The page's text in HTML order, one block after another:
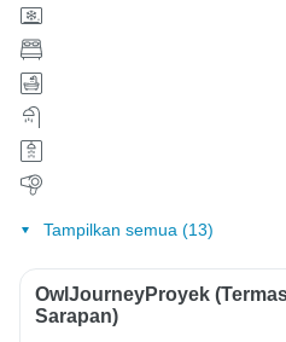
Tampilkan semua (13)
OwlJourneyProyek
Sarapan)